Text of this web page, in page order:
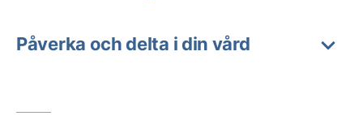
Påverka och delta i din vård